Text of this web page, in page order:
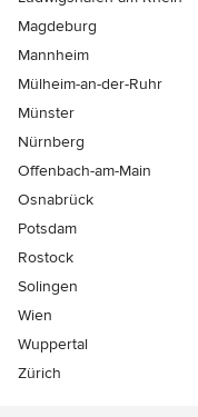
Magdeburg
Mannheim
Mülheim-an-der-Ruhr
Münster
Nürnberg
Offenbach-am-Main
Osnabrück
Potsdam
Rostock
Solingen
Wien
Wuppertal
Zürich